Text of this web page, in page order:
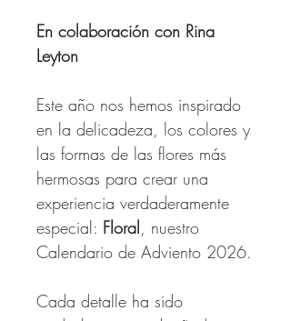
En colaboración con Rina
Leyton
Este año nos hemos inspirado
en la delicadeza, los colores y
las formas de las flores más
hermosas para crear una
experiencia verdaderamente
especial: Floral, nuestro
Calendario de Adviento 2026.
Cada detalle ha sido